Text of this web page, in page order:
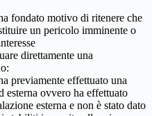
fondato motivo di ritenere che
un pericolo imminente o
direttamente una
previamente effettuato una
esterna ovvero ha effettuato
esterna e non è stato dato